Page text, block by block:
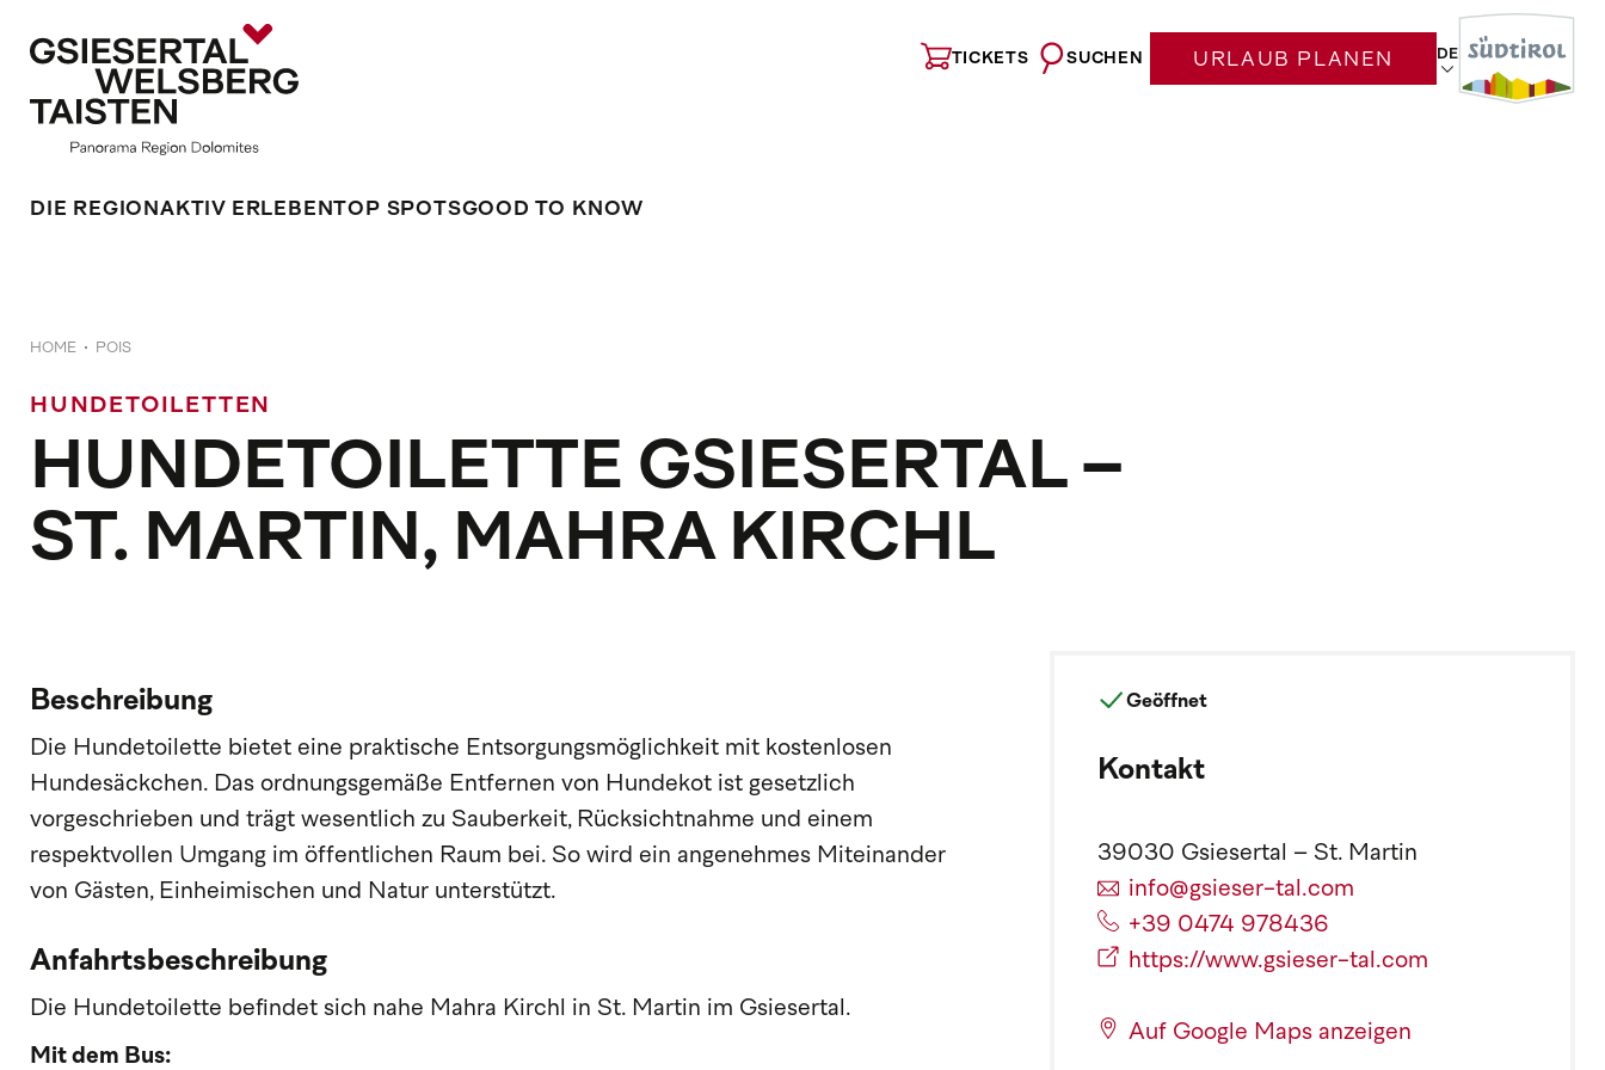
TICKETS SUCHEN URLAUB PLANEN DE
DIE REGION AKTIV ERLEBEN TOP SPOTSGOOD TO KNOW
HOME POIS
HUNDETOILETTEN
HUNDETOILETTE GSIESERTAL –
ST. MARTIN, MAHRA KIRCHL
Beschreibung
Die Hundetoilette bietet eine praktische Entsorgungsmöglichkeit mit kostenlosen
Hundesäckchen. Das ordnungsgemäße Entfernen von Hundekot ist gesetzlich
vorgeschrieben und trägt wesentlich zu Sauberkeit, Rücksichtnahme und einem
respektvollen Umgang im öffentlichen Raum bei. So wird ein angenehmes Miteinander
von Gästen, Einheimischen und Natur unterstützt.
Anfahrtsbeschreibung
Die Hundetoilette befindet sich nahe Mahra Kirchl in St. Martin im Gsiesertal.
Mit dem Bus:
Geöffnet
Kontakt
39030 Gsiesertal – St. Martin
info@gsieser-tal.com
+39 0474 978436
https://www.gsieser-tal.com
Auf Google Maps anzeigen